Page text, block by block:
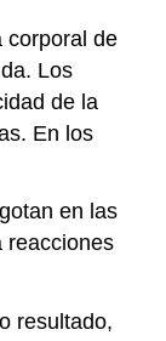
corporal de
Los
de la
En los
en las
reacciones
resultado,